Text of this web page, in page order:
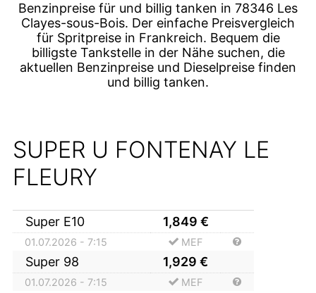
Benzinpreise für und billig tanken in 78346 Les
Clayes-sous-Bois. Der einfache Preisvergleich
für Spritpreise in Frankreich. Bequem die
billigste Tankstelle in der Nähe suchen, die
aktuellen Benzinpreise und Dieselpreise finden
und billig tanken.
SUPER U FONTENAY LE
FLEURY
Super E10 1,849 €
01.07.2026 - 7:15 MEF
Super 98 1,929 €
01.07.2026 - 7:15 MEF